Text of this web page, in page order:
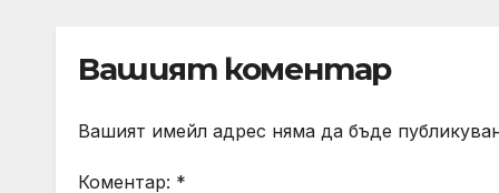
Вашият коментар
Вашият имейл адрес няма да бъде
Коментар: *